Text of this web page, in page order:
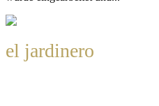
el jardinero